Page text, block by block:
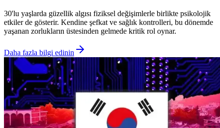
30'lu yaşlarda güzellik algısı fiziksel değişimlerle birlikte psikolojik
etkiler de gösterir. Kendine şefkat ve sağlık kontrolleri, bu dönemde
yaşanan zorlukların üstesinden gelmede kritik rol oynar.
Daha fazla bilgi edinin